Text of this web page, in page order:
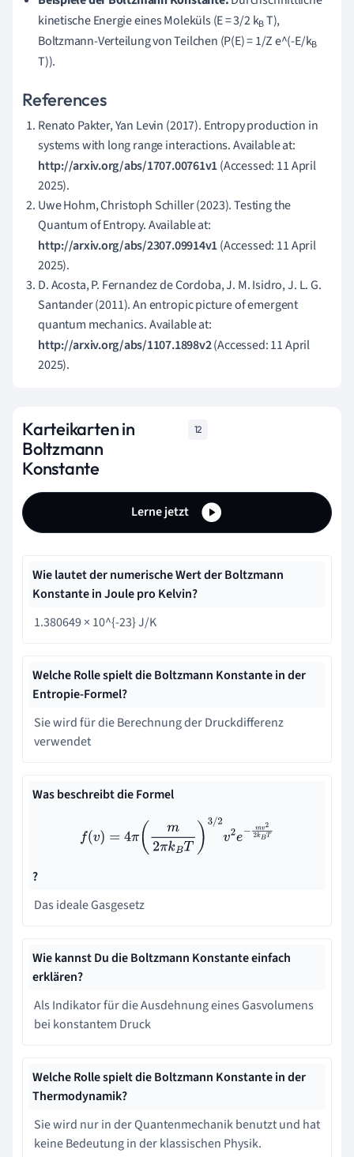
kinetische Energie eines Moleküls (E = 3/2 kBT),
Boltzmann-Verteilung von Teilchen (P(E) = 1/Z e^(-E/kB
T)).
References
Renato Pakter, Yan Levin (2017). Entropy production in
systems with long range interactions. Available at:
http://arxiv.org/abs/1707.00761v1(Accessed: 11 April
2025).
Uwe Hohm, Christoph Schiller (2023). Testing the
Quantum of Entropy. Available at:
http://arxiv.org/abs/2307.09914v1(Accessed: 11 April
2025).
D. Acosta, P. Fernandez de Cordoba, J. M. Isidro, J. L. G.
Santander (2011). An entropic picture of emergent
quantum mechanics. Available at:
http://arxiv.org/abs/1107.1898v2(Accessed: 11 April
2025).
Karteikarten in
Boltzmann
Konstante
12
Lerne jetzt
Wie lautet der numerische Wert der Boltzmann
Konstante in Joule pro Kelvin?
1.380649 × 10^{-23} J/K
Welche Rolle spielt die Boltzmann Konstante in der
Entropie-Formel?
Sie wird für die Berechnung der Druckdifferenz
verwendet
Was beschreibt die Formel
f(v )= m 2π T)3 v2 e−m v 2kBT
?
Das ideale Gasgesetz
Wie kannst Du die Boltzmann Konstante einfach
erklären?
Als Indikator für die Ausdehnung eines Gasvolumens
bei konstantem Druck
Welche Rolle spielt die Boltzmann Konstante in der
Thermodynamik?
Sie wird nur in der Quantenmechanik benutzt und hat
keine Bedeutung in der klassischen Physik.